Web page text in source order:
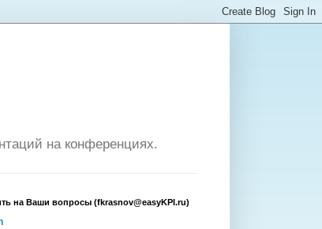
на конференциях.
на Ваши вопросы (fkrasnov@easyKPI.ru)